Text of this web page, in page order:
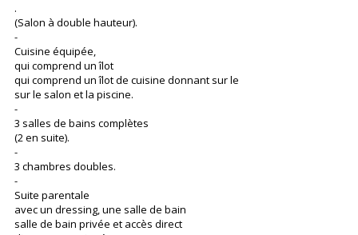
.
(Salon à double hauteur).
-
Cuisine équipée,
qui comprend un îlot
qui comprend un îlot de cuisine donnant sur le
sur le salon et la piscine.
-
3 salles de bains complètes
(2 en suite).
-
3 chambres doubles.
-
Suite parentale
avec un dressing, une salle de bain
salle de bain privée et accès direct